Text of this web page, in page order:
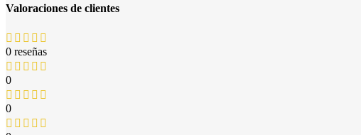
Valoraciones de clientes
0 reseñas
0
0